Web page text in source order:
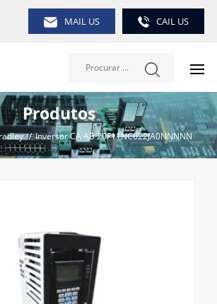
MAIL US CAIL US
Produtos
/ Inversor CA AB 20F11NC022JA0NNNNN